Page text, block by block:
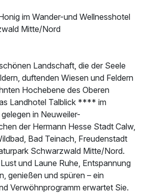
p.P. ab406,00 €
im Wander-und Wellnesshotel
Mitte/Nord
Landschaft, die der Seele
duftenden Wiesen und Feldern
Hochebene des Oberen
Landhotel Talblick **** im
in Neuweiler-
der Hermann Hesse Stadt Calw,
Bad Teinach, Freudenstadt
Schwarzwald Mitte/Nord.
und Laune Ruhe, Entspannung
genießen und spüren – ein
Verwöhnprogramm erwartet Sie.